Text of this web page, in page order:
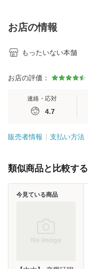
恵 藤本幸三 / 南江
堂 [単行
お店の情報
もったいない本舗
お店の評価：
連絡・応対
4.7
販売者情報 支払い方法
類似商品と比較する
今見ている商品